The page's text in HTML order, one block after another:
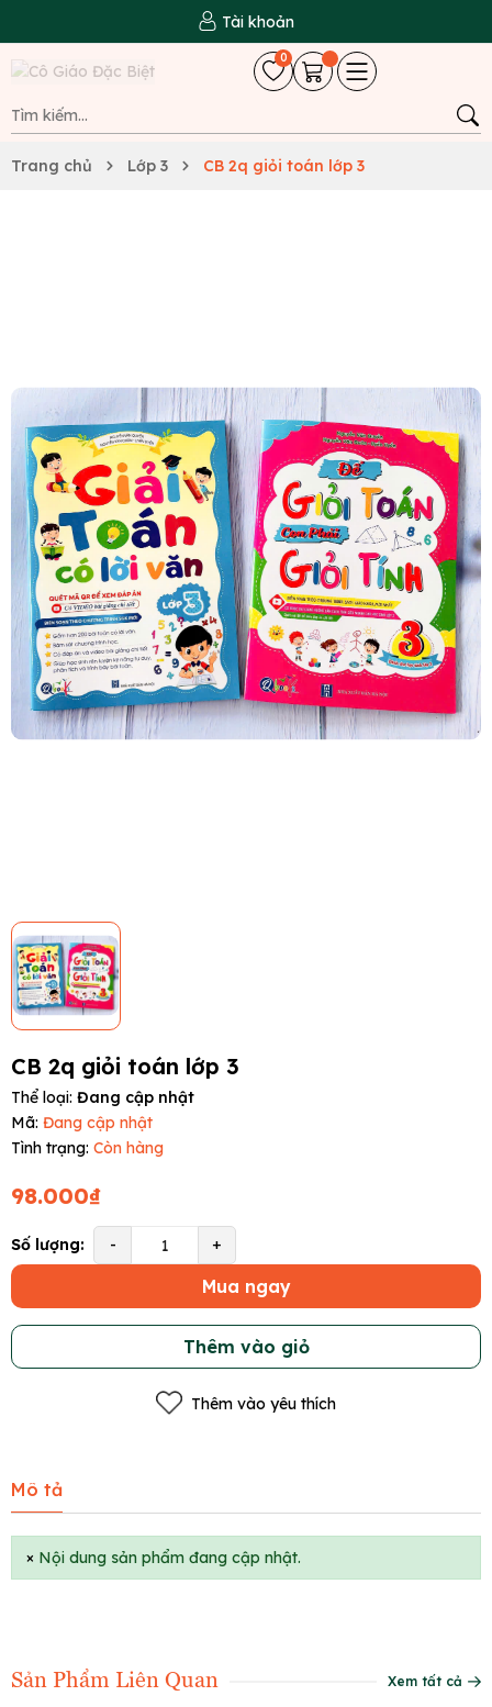
Tài khoản
0
Trang chủ Lớp 3 CB 2q giỏi toán lớp 3
CB 2q giỏi toán lớp 3
Thể loại: Đang cập nhật
Mã: Đang cập nhật
Tình trạng: Còn hàng
98.000₫
Số lượng: - +
Mua ngay
Thêm vào giỏ
Thêm vào yêu thích
Mô tả
× Nội dung sản phẩm đang cập nhật.
Sản Phẩm Liên Quan Xem tất cả